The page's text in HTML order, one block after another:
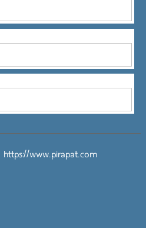
https://www.pirapat.com